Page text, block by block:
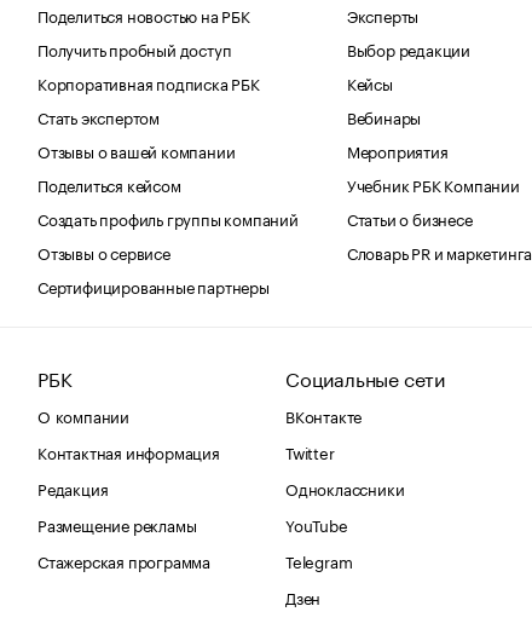
Поделиться новостью на РБК
Получить пробный доступ
Корпоративная подписка РБК
Стать экспертом
Отзывы о вашей компании
Поделиться кейсом
Создать профиль группы компаний
Отзывы о сервисе
Сертифицированные партнеры
Эксперты
Выбор редакции
Кейсы
Вебинары
Мероприятия
Учебник РБК Компании
Статьи о бизнесе
Словарь PR и маркетинга
РБК
О компании
Контактная информация
Редакция
Размещение рекламы
Стажерская программа
Социальные сети
ВКонтакте
Twitter
Одноклассники
YouTube
Telegram
Дзен